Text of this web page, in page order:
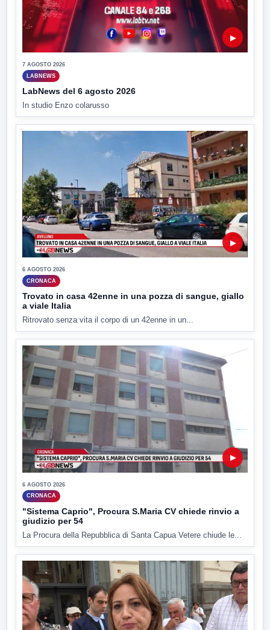
▶
7 AGOSTO 2026
LABNEWS
LabNews del 6 agosto 2026
In studio Enzo colarusso
▶
6 AGOSTO 2026
CRONACA
Trovato in casa 42enne in una pozza di sangue, giallo
a viale Italia
Ritrovato senza vita il corpo di un 42enne in un...
▶
6 AGOSTO 2026
CRONACA
"Sistema Caprio", Procura S.Maria CV chiede rinvio a
giudizio per 54
La Procura della Repubblica di Santa Capua Vetere chiude le...